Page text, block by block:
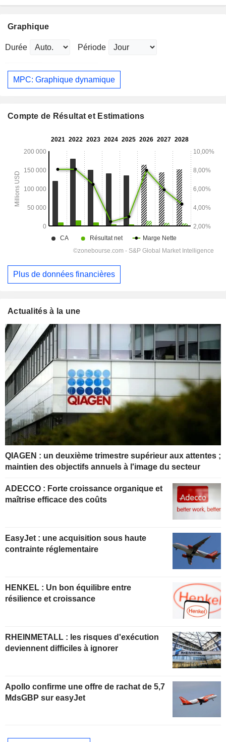
Graphique
Durée Période
MPC: Graphique dynamique
Compte de Résultat et Estimations
Plus de données financières
Actualités à la une
QIAGEN : un deuxième trimestre supérieur aux attentes ;
maintien des objectifs annuels à l'image du secteur
ADECCO : Forte croissance organique et
maîtrise efficace des coûts
EasyJet : une acquisition sous haute
contrainte réglementaire
HENKEL : Un bon équilibre entre
résilience et croissance
RHEINMETALL : les risques d'exécution
deviennent difficiles à ignorer
Apollo confirme une offre de rachat de 5,7
MdsGBP sur easyJet